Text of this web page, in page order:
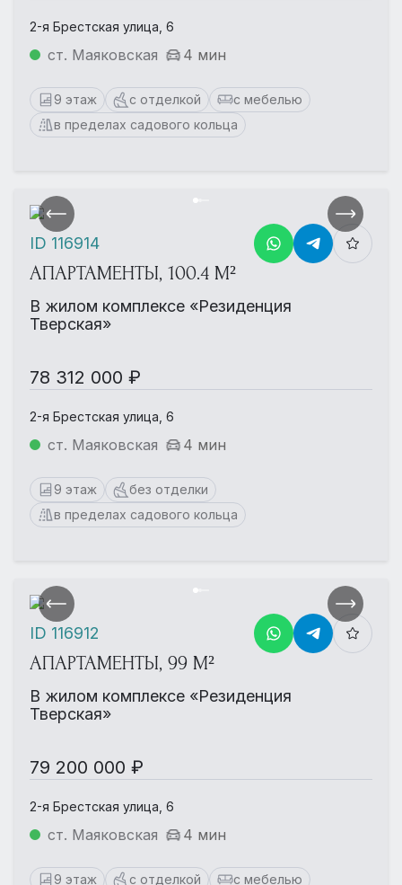
2-я Брестская улица, 6
ст. Маяковская 4 мин
9 этаж с отделкой
с мебелью
в пределах садового кольца
АПАРТАМЕНТЫ, 100.4 М²
В жилом комплексе «Резиденция
Тверская»
78 312 000 ₽
2-я Брестская улица, 6
ст. Маяковская 4 мин
9 этаж
без отделки
в пределах садового кольца
ID 116914
АПАРТАМЕНТЫ, 99 М²
В жилом комплексе «Резиденция
Тверская»
79 200 000 ₽
2-я Брестская улица, 6
ст. Маяковская 4 мин
9 этаж с отделкой с мебелью
ID 116912